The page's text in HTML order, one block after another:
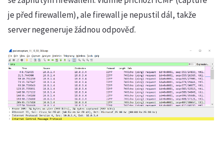
je před firewallem), ale firewall je nepustil dál, takže
server negeneruje žádnou odpověď.